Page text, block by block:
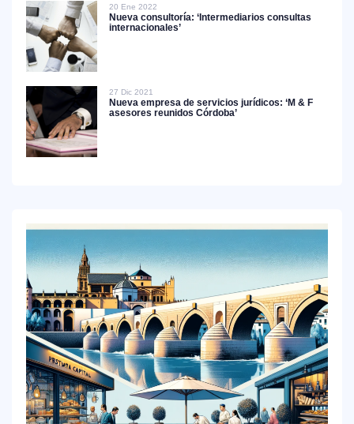
20 Ene 2022
Nueva consultoría: ‘Intermediarios consultas
internacionales’
27 Dic 2021
Nueva empresa de servicios jurídicos: ‘M & F
asesores reunidos Córdoba’